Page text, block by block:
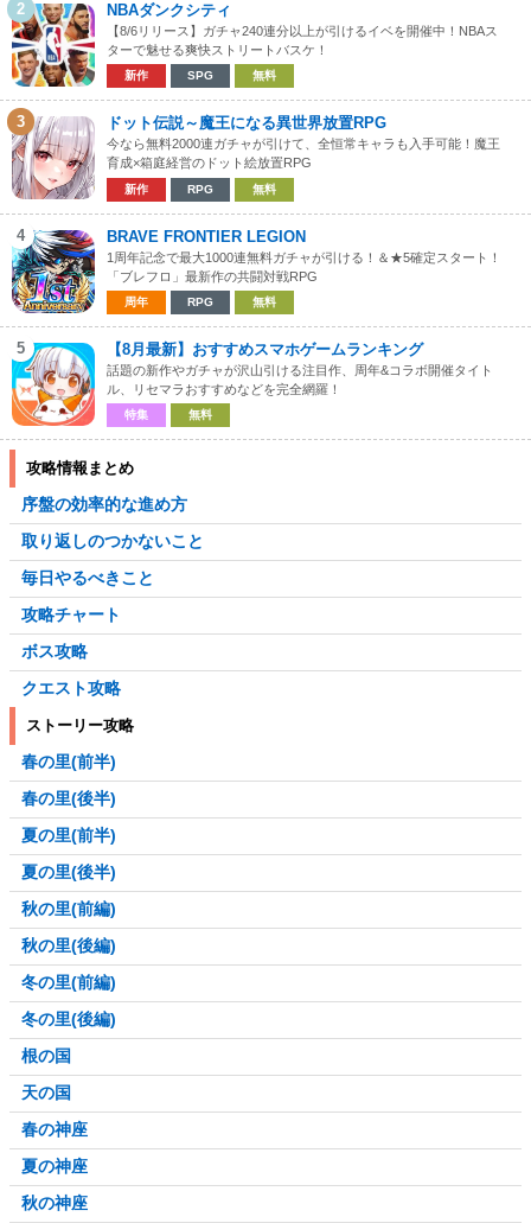
2 NBAダンクシティ
【8/6リリース】ガチャ240連分以上が引けるイベを開催中！NBAス
ターで魅せる爽快ストリートバスケ！
新作 SPG 無料
3 ドット伝説～魔王になる異世界放置RPG
今なら無料2000連ガチャが引けて、全恒常キャラも入手可能！魔王
育成×箱庭経営のドット絵放置RPG
新作 RPG 無料
4 BRAVE FRONTIER LEGION
1周年記念で最大1000連無料ガチャが引ける！＆★5確定スタート！
「ブレフロ」最新作の共闘対戦RPG
周年 RPG 無料
5 【8月最新】おすすめスマホゲームランキング
話題の新作やガチャが沢山引ける注目作、周年&コラボ開催タイト
ル、リセマラおすすめなどを完全網羅！
特集 無料
攻略情報まとめ
序盤の効率的な進め方
取り返しのつかないこと
毎日やるべきこと
攻略チャート
ボス攻略
クエスト攻略
ストーリー攻略
春の里(前半)
春の里(後半)
夏の里(前半)
夏の里(後半)
秋の里(前編)
秋の里(後編)
冬の里(前編)
冬の里(後編)
根の国
天の国
春の神座
夏の神座
秋の神座